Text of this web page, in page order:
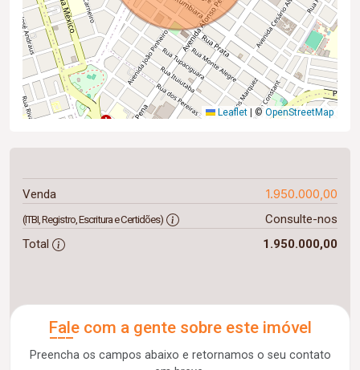
Leaflet ©OpenStreetMap
Venda 1.950.000,00
(ITBI, Registro, Escritura e Certidões)
Consulte-nos
Total
1.950.000,00
Fale com a gente sobre este imóvel
Preencha os campos abaixo e retornamos o seu contato